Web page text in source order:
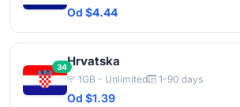
Od $4.44
34Hrvatska
1GB - Unlimited 1-90 days
Od $1.39